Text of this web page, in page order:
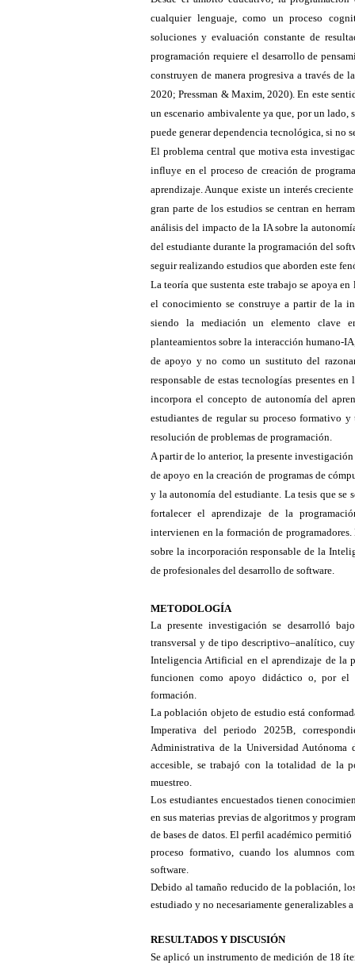
cualquier lenguaje, como un proceso
soluciones y evaluación constante de
programación requiere el desarrollo de
construyen de manera progresiva a través de
2020; Pressman & Maxim, 2020). En este
un escenario ambivalente ya que, por un
puede generar dependencia tecnológica, si no
El problema central que motiva esta
influye en el proceso de creación de
aprendizaje. Aunque existe un interés
gran parte de los estudios se centran en
análisis del impacto de la IA sobre la
del estudiante durante la programación del
seguir realizando estudios que aborden este
La teoría que sustenta este trabajo se apoya
el conocimiento se construye a partir de la
siendo la mediación un elemento clave
planteamientos sobre la interacción humano-
de apoyo y no como un sustituto del
responsable de estas tecnologías presentes
incorpora el concepto de autonomía del
estudiantes de regular su proceso formativo
resolución de problemas de programación.
A partir de lo anterior, la presente
de apoyo en la creación de programas de
y la autonomía del estudiante. La tesis que se
fortalecer el aprendizaje de la
intervienen en la formación de
sobre la incorporación responsable de la
de profesionales del desarrollo de software.
METODOLOGÍA
La presente investigación se desarrolló
transversal y de tipo descriptivo–analítico,
Inteligencia Artificial en el aprendizaje de la
funcionen como apoyo didáctico o, por el
formación.
La población objeto de estudio está
Imperativa del periodo 2025B,
Administrativa de la Universidad
accesible, se trabajó con la totalidad de la
muestreo.
Los estudiantes encuestados tienen
en sus materias previas de algoritmos y
de bases de datos. El perfil académico
proceso formativo, cuando los alumnos
software.
Debido al tamaño reducido de la población,
estudiado y no necesariamente generalizables
RESULTADOS Y DISCUSIÓN
Se aplicó un instrumento de medición de 18